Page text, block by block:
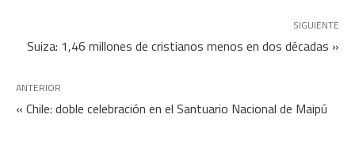
SIGUIENTE
Suiza: 1,46 millones de cristianos menos en dos décadas »
ANTERIOR
« Chile: doble celebración en el Santuario Nacional de Maipú